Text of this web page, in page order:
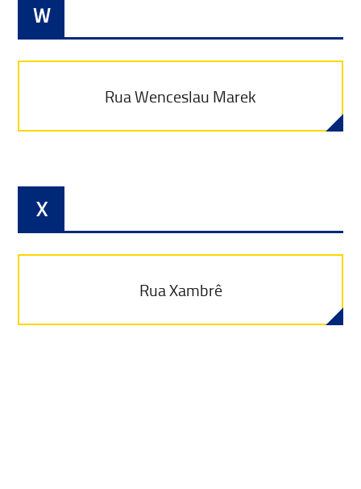
W
Rua Wenceslau Marek
X
Rua Xambrê